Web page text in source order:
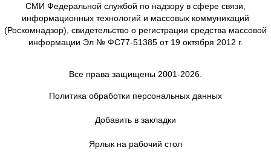
СМИ Федеральной службой по надзору в сфере связи,
информационных технологий и массовых коммуникаций
(Роскомнадзор), свидетельство о регистрации средства массовой
информации Эл № ФС77-51385 от 19 октября 2012 г.
Все права защищены 2001-2026.
Политика обработки персональных данных
Добавить в закладки
Ярлык на рабочий стол